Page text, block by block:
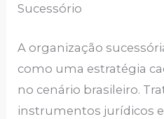
Sucessório
A organização
como uma estratégia
no cenário brasileiro.
instrumentos jurídicos